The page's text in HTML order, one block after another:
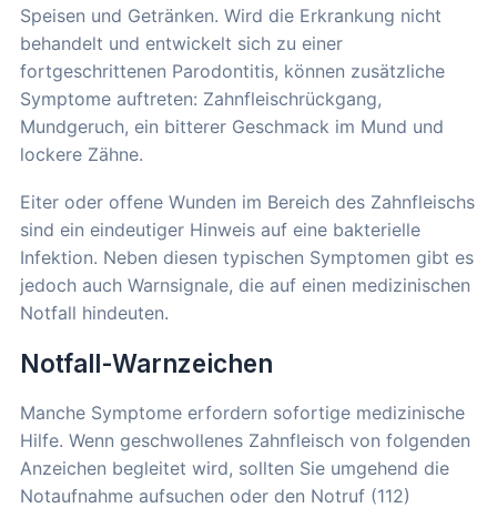
Speisen und Getränken. Wird die Erkrankung nicht
behandelt und entwickelt sich zu einer
fortgeschrittenen Parodontitis, können zusätzliche
Symptome auftreten: Zahnfleischrückgang,
Mundgeruch, ein bitterer Geschmack im Mund und
lockere Zähne.
Eiter oder offene Wunden im Bereich des Zahnfleischs
sind ein eindeutiger Hinweis auf eine bakterielle
Infektion. Neben diesen typischen Symptomen gibt es
jedoch auch Warnsignale, die auf einen medizinischen
Notfall hindeuten.
Notfall-Warnzeichen
Manche Symptome erfordern sofortige medizinische
Hilfe. Wenn geschwollenes Zahnfleisch von folgenden
Anzeichen begleitet wird, sollten Sie umgehend die
Notaufnahme aufsuchen oder den Notruf (112)